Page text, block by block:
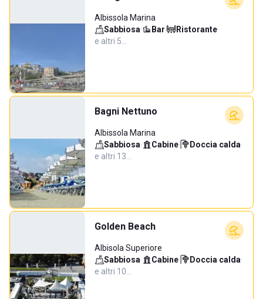
Albissola Marina
Sabbiosa· Bar· Ristorante·
e altri 5…
Bagni Nettuno
Albissola Marina
Sabbiosa· Cabine· Doccia calda·
e altri 13…
Golden Beach
Albisola Superiore
Sabbiosa· Cabine· Doccia calda·
e altri 10…